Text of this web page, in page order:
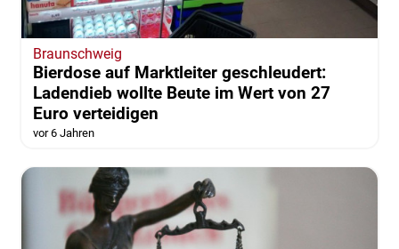
Braunschweig
Bierdose auf Marktleiter geschleudert:
Ladendieb wollte Beute im Wert von 27
Euro verteidigen
vor 6 Jahren